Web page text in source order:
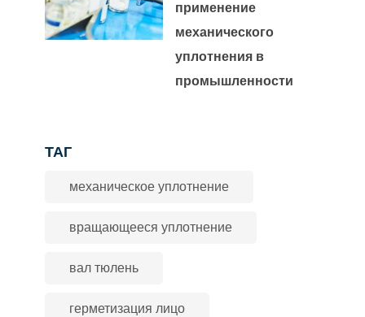
применение
механического
уплотнения в
промышленности
ТАГ
механическое уплотнение
вращающееся уплотнение
вал тюлень
герметизация лицо